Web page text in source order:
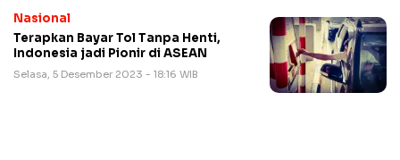
Nasional
Terapkan Bayar Tol Tanpa Henti,
Indonesia jadi Pionir di ASEAN
Selasa, 5 Desember 2023 - 18:16 WIB